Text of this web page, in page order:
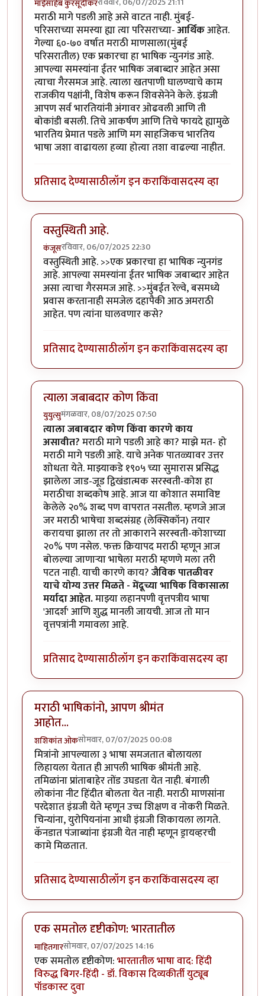
माईसाहेब कुरसूंदीकर
मराठी मागे पडली आहे असे वाटत नाही. मुंबई-
परिसराच्या समस्या ह्या त्या परिसराच्या-आर्थिकआहेत.
गेल्या ६०-७० वर्षात मराठी माणसाला(मुंबई
परिसरातील) एक प्रकारचा हा भाषिक न्युनगंड आहे.
आपल्या समस्यांना ईतर भाषिक जबाब्दार आहेत असा
त्याचा गैरसमज आहे. त्याला खतपाणी घालण्याचे काम
राजकीय पक्षांनी, विशेष करून शिवसेनेने केले. इंग्रजी
आपण सर्व भारतियांनी अंगावर ओढवली आणि ती
बोकांडी बसली. तिचे आकर्षण आणि तिचे फायदे ह्यामुळे
भारतिय प्रेमात पडले आणि मग साहजिकच भारतिय
भाषा जशा वाढायला हव्या होत्या तशा वाढल्या नाहीत.
प्रतिसाद देण्यासाठीलॉग इन कराकिंवासदस्य व्हा
वस्तुस्थिती आहे.
कंजूसरविवार, 06/07/2025 22:30
In reply toमराठीbyमाईसाहेब कुरसूंदीकर
वस्तुस्थिती आहे. >>एक प्रकारचा हा भाषिक न्युनगंड
आहे. आपल्या समस्यांना ईतर भाषिक जबाब्दार आहेत
असा त्याचा गैरसमज आहे. >>मुंबईत रेल्वे, बसमध्ये
प्रवास करतानाही समजेल दहापैकी आठ अमराठी
आहेत. पण त्यांना घालवणार कसे?
प्रतिसाद देण्यासाठीलॉग इन कराकिंवासदस्य व्हा
त्याला जबाबदार कोण किंवा
युयुत्सुमंगळवार, 08/07/2025 07:50
In reply toमराठीbyमाईसाहेब कुरसूंदीकर
त्याला जबाबदार कोण किंवा कारणे काय
असावीत?मराठी मागे पडली आहे का? माझे मत- हो
मराठी मागे पडली आहे. याचे अनेक पातळ्यावर उत्तर
शोधता येते. माझ्याकडे १९०५ च्या सुमारास प्रसिद्ध
झालेला जाड-जूड द्विखंडात्मक सरस्वती-कोश हा
मराठीचा शब्दकोष आहे. आज या कोशात समाविष्ट
केलेले २०% शब्द पण वापरात नसतील. म्हणजे आज
जर मराठी भाषेचा शब्दसंग्रह (लेक्सिकॉन) तयार
करायचा झाला तर तो आकाराने सरस्वती-कोशाच्या
२०% पण नसेल. फक्त क्रियापद मराठी म्हणून आज
बोलल्या जाणार्‍या भाषेला मराठी म्हणणे मला तरी
पटत नाही. याची कारणे काय?जैविक पातळीवर
याचे योग्य उत्तर मिळते - मेंदूच्या भाषिक विकासाला
मर्यादा आहेत.माझ्या लहानपणी वृत्तपत्रीय भाषा
'आदर्श' आणि शुद्ध मानली जायची. आज तो मान
वृत्तपत्रांनी गमावला आहे.
प्रतिसाद देण्यासाठीलॉग इन कराकिंवासदस्य व्हा
मराठी भाषिकांनो, आपण श्रीमंत
आहोत...
शशिकांत ओकसोमवार, 07/07/2025 00:08
मित्रांनो आपल्याला ३ भाषा समजतात बोलायला
लिहायला येतात ही आपली भाषिक श्रीमंती आहे.
तमिळांना प्रांताबाहेर तोंड उघडता येत नाही. बंगाली
लोकांना नीट हिंदीत बोलता येत नाही. मराठी माणसांना
परदेशात इंग्रजी येते म्हणून उच्च शिक्षण व नोकरी मिळते.
चिन्यांना, युरोपियनांना आधी इंग्रजी शिकायला लागते.
कॅनडात पंजाब्यांना इंग्रजी येत नाही म्हणून ड्रायव्हरची
कामे मिळतात.
प्रतिसाद देण्यासाठीलॉग इन कराकिंवासदस्य व्हा
एक समतोल दृष्टीकोण: भारतातील
माहितगारसोमवार, 07/07/2025 14:16
एक समतोल दृष्टीकोण:भारतातील भाषा वाद: हिंदी
विरुद्ध बिगर-हिंदी - डॉ. विकास दिव्यकीर्ती युट्यूब
पॉडकास्ट दुवा